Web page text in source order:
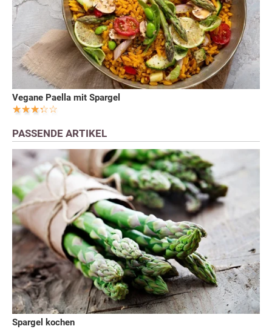
Vegane Paella mit Spargel
PASSENDE ARTIKEL
Spargel kochen